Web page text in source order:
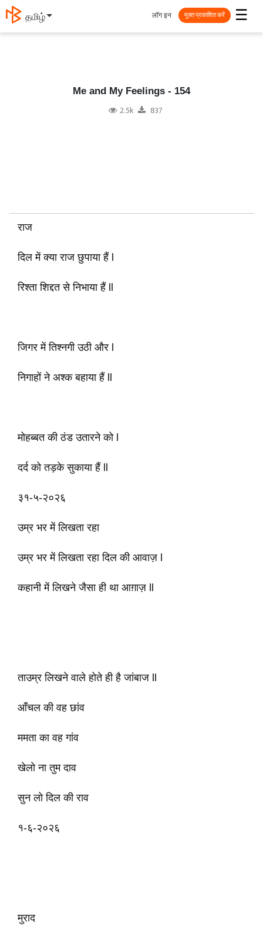
தமிழ் ☰
लॉग इन मुक्त प्रकाशित करें
Me and My Feelings - 154
2.5k 837
राज
दिल में क्या राज छुपाया हैं l
रिश्ता शिद्दत से निभाया हैं ll
जिगर में तिश्नगी उठी और l
निगाहों ने अश्क बहाया हैं ll
मोहब्बत की ठंड उतारने को l
दर्द को तड़के सुकाया हैं ll
३१-५-२०२६
उम्र भर में लिखता रहा
उम्र भर में लिखता रहा दिल की आवाज़ l
कहानी में लिखने जैसा ही था आग़ाज़ ll
ताउम्र लिखने वाले होते ही है जांबाज ll
आँचल की वह छांव
ममता का वह गांव
खेलो ना तुम दाव
सुन लो दिल की राव
१-६-२०२६
मुराद